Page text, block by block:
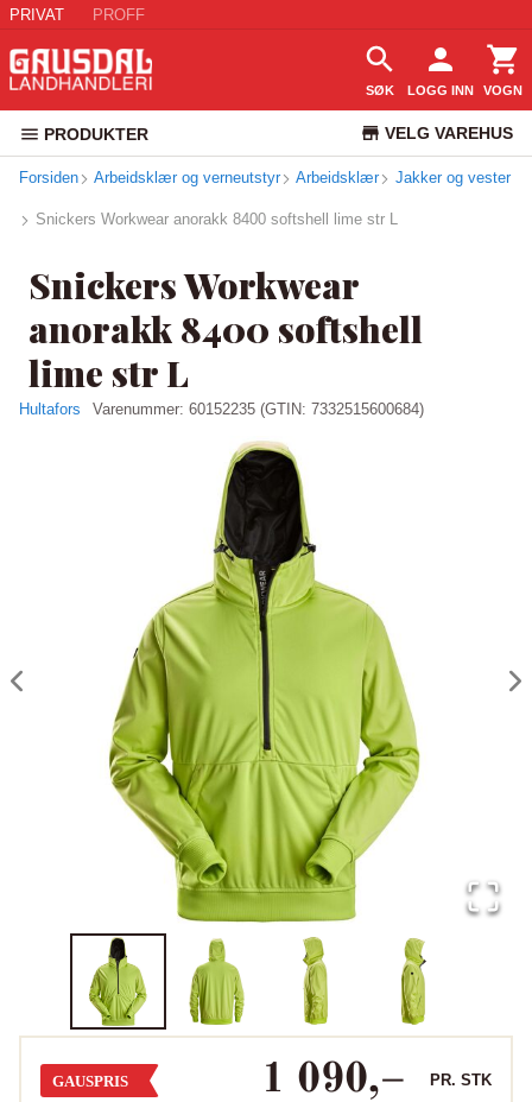
PRIVAT PROFF
SØK LOGG INN VOGN
PRODUKTER VELG VAREHUS
KUNDESERVICE
Forsiden Arbeidsklær og verneutstyr Arbeidsklær Jakker og vester
Snickers Workwear anorakk 8400 softshell lime str L
Snickers Workwear
anorakk 8400 softshell
lime str L
Hultafors Varenummer: 60152235 (GTIN: 7332515600684)
GAUSPRIS 1 090,– PR. STK